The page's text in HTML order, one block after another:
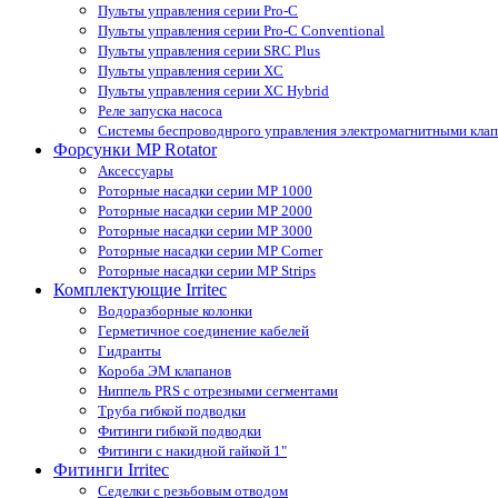
Пульты управления серии Pro-С
Пульты управления серии Pro-С Conventional
Пульты управления серии SRС Plus
Пульты управления серии XС
Пульты управления серии XС Hybrid
Реле запуска насоса
Системы беспроводнрого управления электромагнитными
Форсунки MP Rotator
Аксессуары
Роторные насадки серии MP 1000
Роторные насадки серии MP 2000
Роторные насадки серии MP 3000
Роторные насадки серии MP Corner
Роторные насадки серии MP Strips
Комплектующие Irritec
Водоразборные колонки
Герметичное соединение кабелей
Гидранты
Короба ЭМ клапанов
Ниппель PRS с отрезными сегментами
Труба гибкой подводки
Фитинги гибкой подводки
Фитинги с накидной гайкой 1"
Фитинги Irritec
Седелки с резьбовым отводом